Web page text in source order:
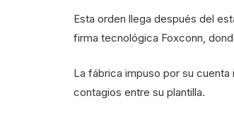
Esta orden llega después del
firma tecnológica Foxconn,
La fábrica impuso por su
contagios entre su plantilla.